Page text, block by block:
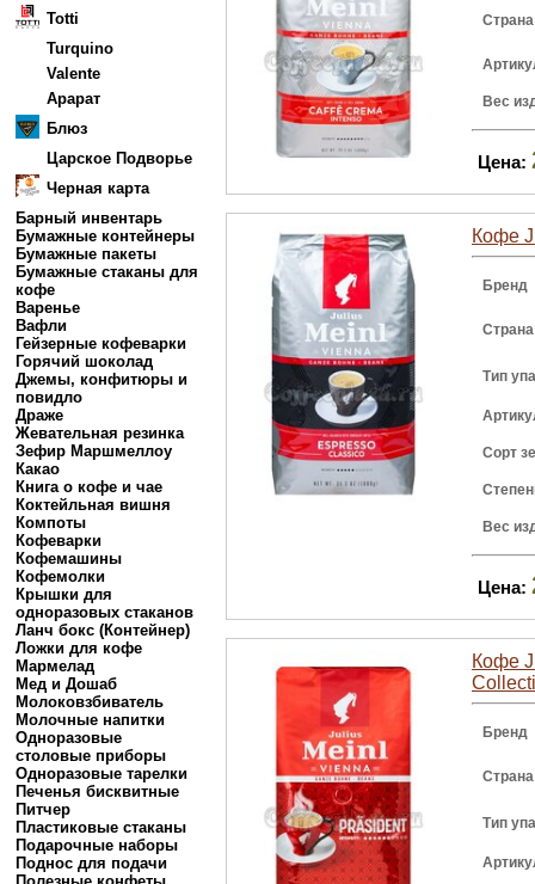
Totti
Turquino
Valente
Арарат
Блюз
Царское Подворье
Черная карта
Барный инвентарь
Бумажные контейнеры
Бумажные пакеты
Бумажные стаканы для
кофе
Варенье
Вафли
Гейзерные кофеварки
Горячий шоколад
Джемы, конфитюры и
повидло
Драже
Жевательная резинка
Зефир Маршмеллоу
Какао
Книга о кофе и чае
Коктейльная вишня
Компоты
Кофеварки
Кофемашины
Кофемолки
Крышки для
одноразовых стаканов
Ланч бокс (Контейнер)
Ложки для кофе
Мармелад
Мед и Дошаб
Молоковзбиватель
Молочные напитки
Одноразовые
столовые приборы
Одноразовые тарелки
Печенья бисквитные
Питчер
Пластиковые стаканы
Подарочные наборы
Поднос для подачи
Вес
Цена:
Кофе
Бренд
Тип
Сорт
Вес
Цена:
Кофе
Бренд
Тип